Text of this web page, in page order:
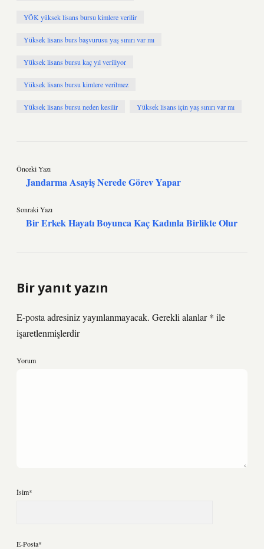
YÖK yüksek lisans bursu kimlere verilir
Yüksek lisans burs başvurusu yaş sınırı var mı
Yüksek lisans bursu kaç yıl veriliyor
Yüksek lisans bursu kimlere verilmez
Yüksek lisans bursu neden kesilir Yüksek lisans için yaş sınırı var mı
Önceki Yazı
Jandarma Asayiş Nerede Görev Yapar
Sonraki Yazı
Bir Erkek Hayatı Boyunca Kaç Kadınla Birlikte Olur
Bir yanıt yazın
E-posta adresiniz yayınlanmayacak. Gerekli alanlar* ile
işaretlenmişlerdir
Yorum
İsim*
E-Posta*